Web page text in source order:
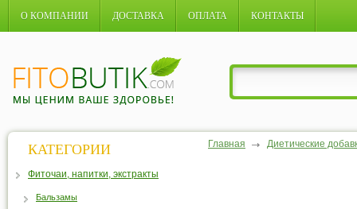
О КОМПАНИИ ДОСТАВКА ОПЛАТА КОНТАКТЫ
Главная Диетические
КАТЕГОРИИ
Фиточаи, напитки, экстракты
Бальзамы